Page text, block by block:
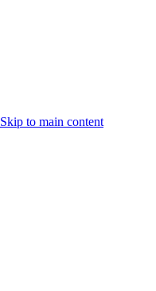
Skip to main content